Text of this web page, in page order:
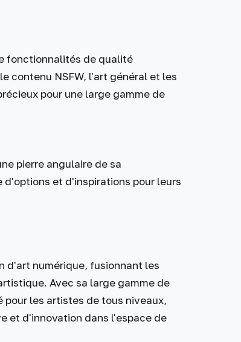
fonctionnalités de qualité
contenu NSFW, l'art général et les
pour une large gamme de
pierre angulaire de sa
et d'inspirations pour leurs
d'art numérique, fusionnant les
Avec sa large gamme de
les artistes de tous niveaux,
et d'innovation dans l'espace de